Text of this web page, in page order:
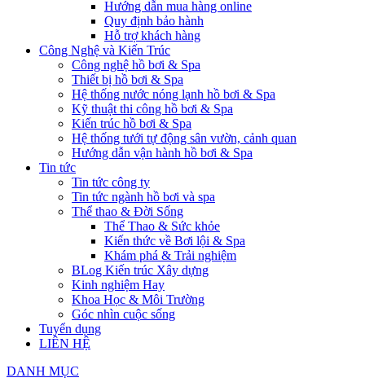
Hướng dẫn mua hàng online
Quy định bảo hành
Hỗ trợ khách hàng
Công Nghệ và Kiến Trúc
Công nghệ hồ bơi & Spa
Thiết bị hồ bơi & Spa
Hệ thống nước nóng lạnh hồ bơi & Spa
Kỹ thuật thi công hồ bơi & Spa
Kiến trúc hồ bơi & Spa
Hệ thống tưới tự động sân vườn, cảnh quan
Hướng dẫn vận hành hồ bơi & Spa
Tin tức
Tin tức công ty
Tin tức ngành hồ bơi và spa
Thể thao & Đời Sống
Thể Thao & Sức khỏe
Kiến thức về Bơi lội & Spa
Khám phá & Trải nghiệm
BLog Kiến trúc Xây dựng
Kinh nghiệm Hay
Khoa Học & Môi Trường
Góc nhìn cuộc sống
Tuyển dụng
LIÊN HỆ
DANH MỤC